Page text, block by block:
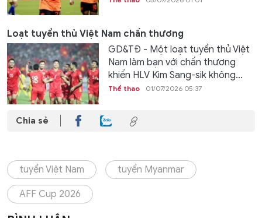
Loạt tuyển thủ Việt Nam chấn thương
GD&TĐ - Một loạt tuyển thủ Việt
Nam làm bạn với chấn thương
khiến HLV Kim Sang-sik không...
Thể thao 01/07/2026 05:37
Chia sẻ
tuyển Việt Nam tuyển Myanmar
AFF Cup 2026